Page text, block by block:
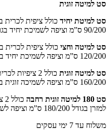
סט למיטה זוגית
סט למיטת יחיד
90/200 ס”מ וציפה לשמיכת יחיד בגודל 150/200 ס”מ.
סט למיטה וחצי
120/200 ס”מ וציפה לשמיכת יחיד בגודל 150/200 ס”מ.
סט למיטה זוגית
160/200 ס”מ וציפה לשמיכה זוגית בגודל 200/220 ס”מ.
סט 180 למיטה זוגית רחבה
למזרן בגודל 180/200 ס”מ וציפה לשמיכה זוגית בגודל 200/220 ס”מ.
משלוח עד 7 ימי עסקים